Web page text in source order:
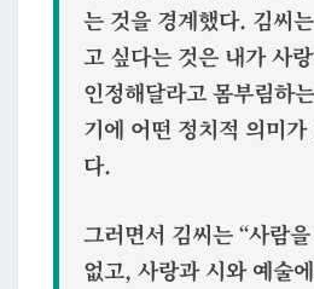
는 것을 경계했다. 김씨
고 싶다는 것은 내가 사
인정해달라고 몸부림하
기에 어떤 정치적 의미가
다.
그러면서 김씨는 “사람
없고, 사랑과 시와 예술